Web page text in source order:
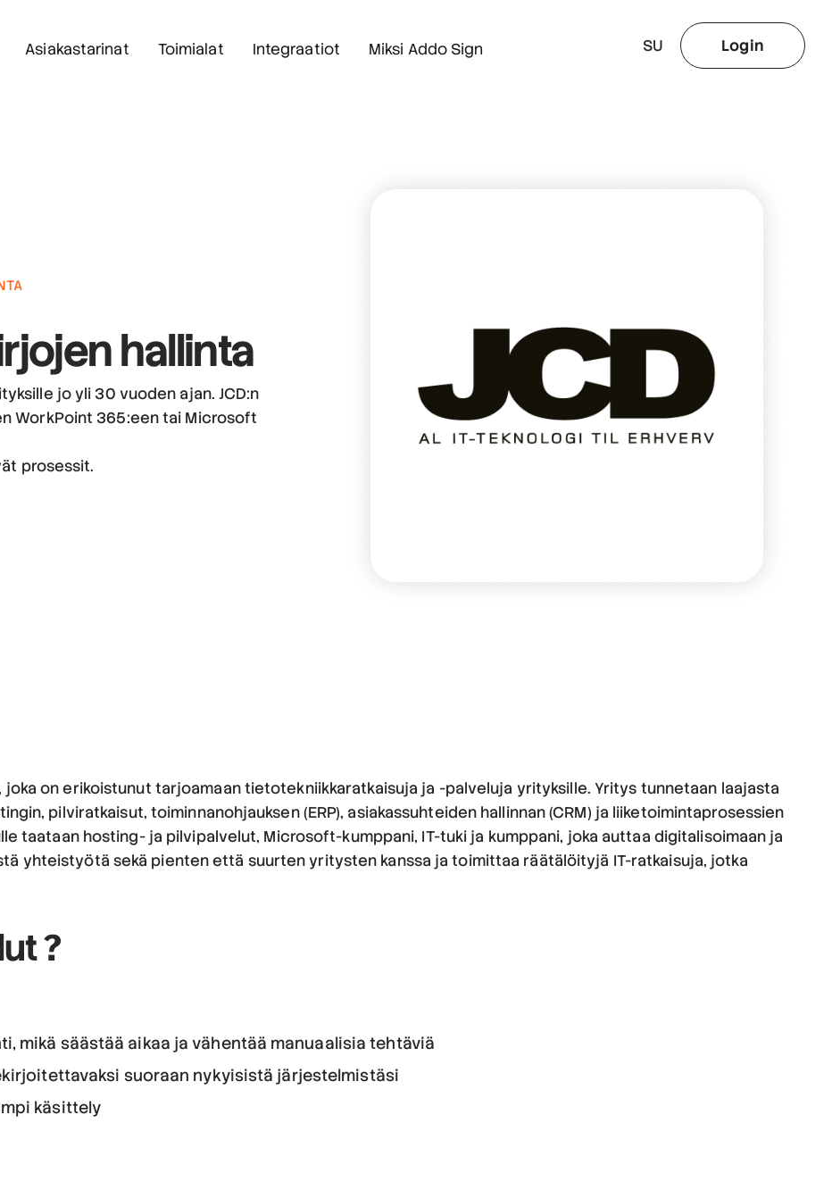
Asiakastarinat Toimialat Integraatiot Miksi Addo Sign SU Login
hallinta
jo yli 30 vuoden ajan. JCD:n
WorkPoint 365:een tai Microsoft
prosessit.
on erikoistunut tarjoamaan tietotekniikkaratkaisuja ja -palveluja yrityksille. Yritys tunnetaan laajasta
pilviratkaisut, toiminnanohjauksen (ERP), asiakassuhteiden hallinnan (CRM) ja liiketoimintaprosessien
taataan hosting- ja pilvipalvelut, Microsoft-kumppani, IT-tuki ja kumppani, joka auttaa digitalisoimaan ja
yhteistyötä sekä pienten että suurten yritysten kanssa ja toimittaa räätälöityjä IT-ratkaisuja, jotka
?
mikä säästää aikaa ja vähentää manuaalisia tehtäviä
suoraan nykyisistä järjestelmistäsi
käsittely